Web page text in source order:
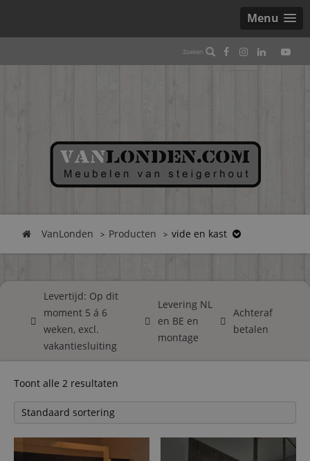
Menu
VanLonden Producten vide en kast
Levertijd: Op dit
moment 5 á 6
weken, excl.
vakantiesluiting
Levering NL
en BE en
montage
Achteraf
betalen
Toont alle 2 resultaten